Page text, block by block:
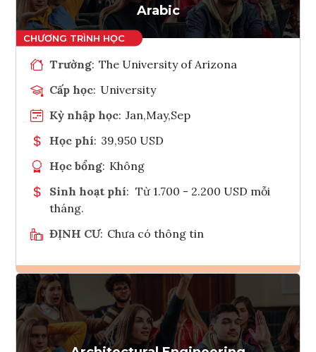
Arabic
Trường: The University of Arizona
Cấp học: University
Kỳ nhập học: Jan,May,Sep
Học phí: 39,950 USD
Học bổng: Không
Sinh hoạt phí: Từ 1.700 - 2.200 USD mỗi
tháng.
ĐỊNH CƯ: Chưa có thông tin
Ghi danh
Tham vấn Interlink